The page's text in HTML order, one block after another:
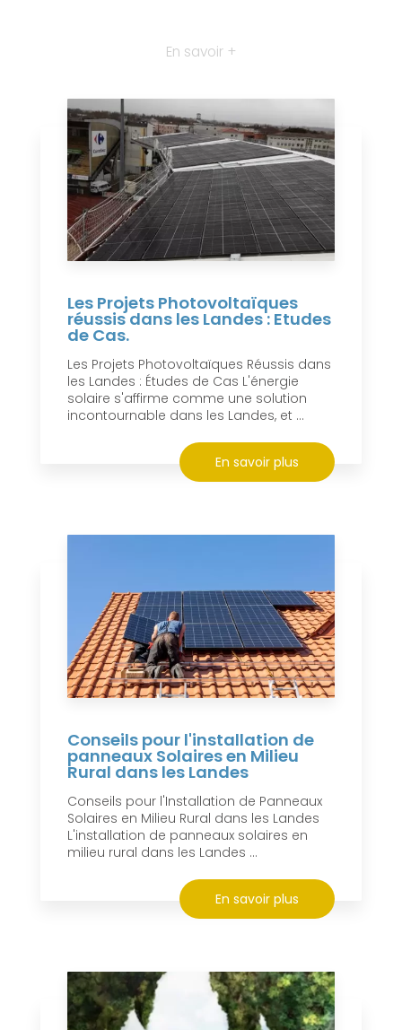
En savoir +
Les Projets Photovoltaïques
réussis dans les Landes : Etudes
de Cas.
Les Projets Photovoltaïques Réussis dans
les Landes : Études de Cas L'énergie
solaire s'affirme comme une solution
incontournable dans les Landes, et ...
En savoir plus
Conseils pour l'installation de
panneaux Solaires en Milieu
Rural dans les Landes
Conseils pour l'Installation de Panneaux
Solaires en Milieu Rural dans les Landes
L'installation de panneaux solaires en
milieu rural dans les Landes ...
En savoir plus